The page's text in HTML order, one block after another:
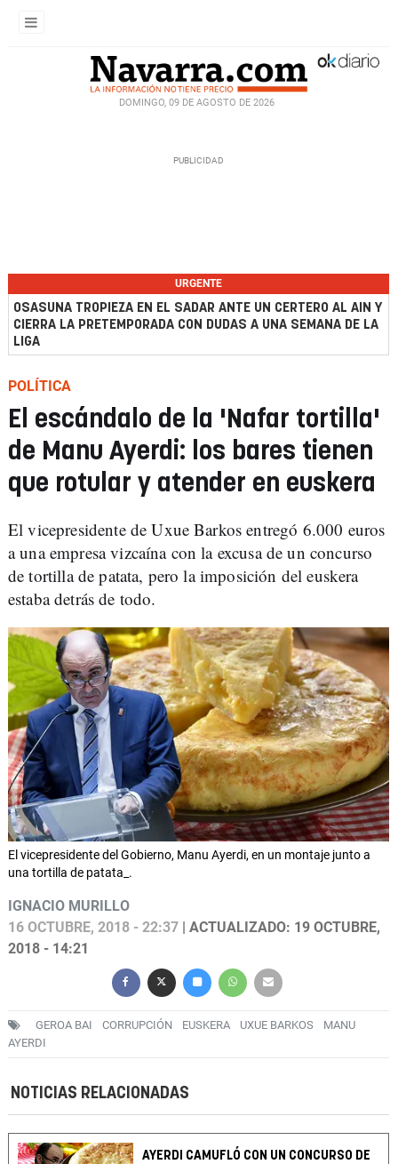
DOMINGO, 09 DE AGOSTO DE 2026
URGENTE
OSASUNA TROPIEZA EN EL SADAR ANTE UN CERTERO AL AIN Y
CIERRA LA PRETEMPORADA CON DUDAS A UNA SEMANA DE LA
LIGA
POLÍTICA
El escándalo de la 'Nafar tortilla'
de Manu Ayerdi: los bares tienen
que rotular y atender en euskera
El vicepresidente de Uxue Barkos entregó 6.000 euros
a una empresa vizcaína con la excusa de un concurso
de tortilla de patata, pero la imposición del euskera
estaba detrás de todo.
El vicepresidente del Gobierno, Manu Ayerdi, en un montaje junto a
una tortilla de patata_.
IGNACIO MURILLO
16 OCTUBRE, 2018 - 22:37 | ACTUALIZADO: 19 OCTUBRE,
2018 - 14:21
GEROA BAI CORRUPCIÓN EUSKERA UXUE BARKOS
MANU
AYERDI
NOTICIAS RELACIONADAS
AYERDI CAMUFLÓ CON UN CONCURSO DE